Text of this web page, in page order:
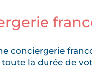
conciergerie
la durée de